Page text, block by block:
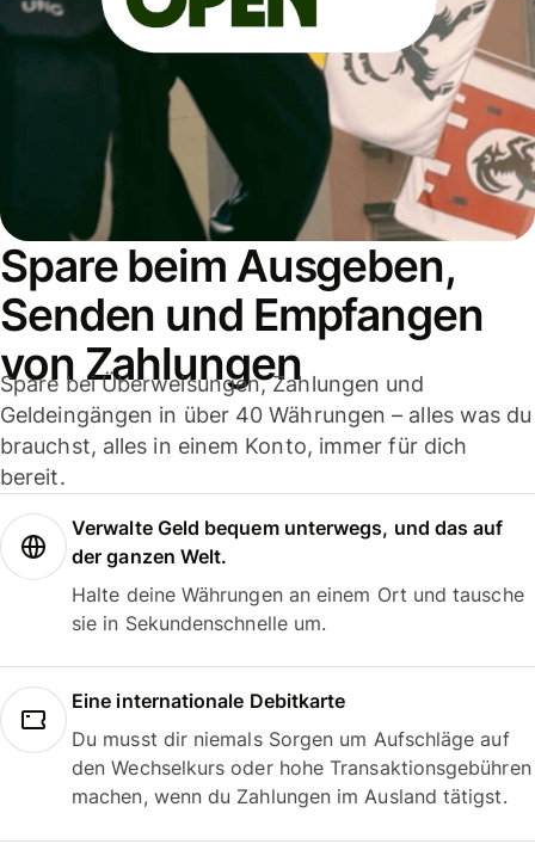
Spare beim Ausgeben,
Senden und Empfangen
von Zahlungen
Spare bei Überweisungen, Zahlungen und
Geldeingängen in über 40 Währungen – alles was du
brauchst, alles in einem Konto, immer für dich
bereit.
Verwalte Geld bequem unterwegs, und das auf
der ganzen Welt.
Halte deine Währungen an einem Ort und tausche
sie in Sekundenschnelle um.
Eine internationale Debitkarte
Du musst dir niemals Sorgen um Aufschläge auf
den Wechselkurs oder hohe Transaktionsgebühren
machen, wenn du Zahlungen im Ausland tätigst.